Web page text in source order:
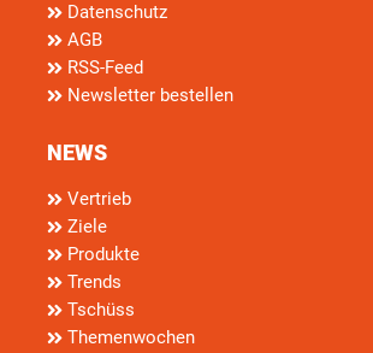
Datenschutz
AGB
RSS-Feed
Newsletter bestellen
NEWS
Vertrieb
Ziele
Produkte
Trends
Tschüss
Themenwochen